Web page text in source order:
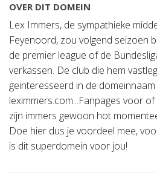
OVER DIT DOMEIN
Lex Immers, de sympathieke
Feyenoord, zou volgend seizoen
de premier league of de
verkassen. De club die hem
geinteresseerd in de domeinnaam
leximmers.com...Fanpages voor
zijn immers gewoon hot
Doe hier dus je voordeel mee,
is dit superdomein voor jou!